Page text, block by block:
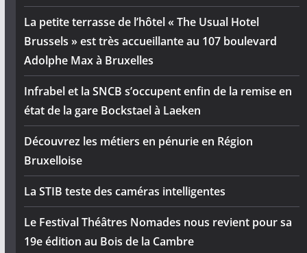
La petite terrasse de l’hôtel « The Usual Hotel
Brussels » est très accueillante au 107 boulevard
Adolphe Max à Bruxelles
Infrabel et la SNCB s’occupent enfin de la remise en
état de la gare Bockstael à Laeken
Découvrez les métiers en pénurie en Région
Bruxelloise
La STIB teste des caméras intelligentes
Le Festival Théâtres Nomades nous revient pour sa
19e édition au Bois de la Cambre